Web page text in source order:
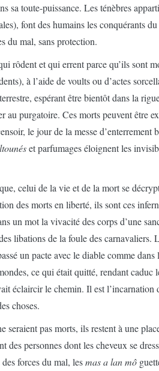
sa toute-puissance. Les ténèbres
font des humains les conquérants
du mal, sans protection.
rôdent et qui errent parce qu’ils sont
à l’aide de voults ou d’actes
espérant être bientôt dans la
au purgatoire. Ces morts peuvent être
le jour de la messe
et parfumages éloignent les
celui de la vie et de la mort se
des morts en liberté, ils sont ces
un mot la vivacité des corps d’une
libations de la foule des carnavaliers.
un pacte avec le diable comme
ce qui était quitté, rendant
éclaircir le chemin. Il est l’incarnation
choses.
seraient pas morts, ils restent à une
des personnes dont les cheveux se
forces du mal, lesmas a lan mô